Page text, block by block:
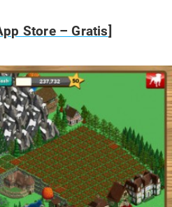
Store – Gratis]